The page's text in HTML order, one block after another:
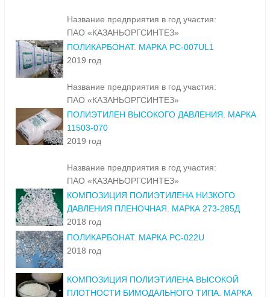
Название предприятия в год участия:
ПАО «КАЗАНЬОРГСИНТЕЗ»
ПОЛИКАРБОНАТ. МАРКА PC-007UL1
2019 год
Название предприятия в год участия:
ПАО «КАЗАНЬОРГСИНТЕЗ»
ПОЛИЭТИЛЕН ВЫСОКОГО ДАВЛЕНИЯ. МАРКА
11503-070
2019 год
Название предприятия в год участия:
ПАО «КАЗАНЬОРГСИНТЕЗ»
КОМПОЗИЦИЯ ПОЛИЭТИЛЕНА НИЗКОГО
ДАВЛЕНИЯ ПЛЕНОЧНАЯ. МАРКА 273-285Д
2018 год
ПОЛИКАРБОНАТ. МАРКА PC-022U
2018 год
КОМПОЗИЦИЯ ПОЛИЭТИЛЕНА ВЫСОКОЙ
ПЛОТНОСТИ БИМОДАЛЬНОГО ТИПА. МАРКА